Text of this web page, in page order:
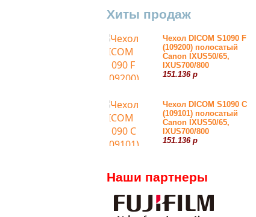
Хиты продаж
Чехол DICOM S1090 F
(109200) полосатый
Canon IXUS50/65,
IXUS700/800
151.136 р
Чехол DICOM S1090 С
(109101) полосатый
Canon IXUS50/65,
IXUS700/800
151.136 р
Наши партнеры